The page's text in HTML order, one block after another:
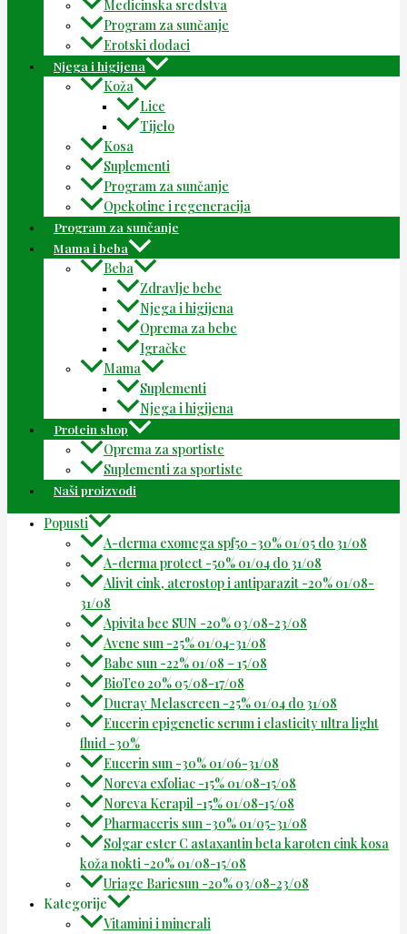
Medicinska sredstva
Program za sunčanje
Erotski dodaci
Njega i higijena
Koža
Lice
Tijelo
Kosa
Suplementi
Program za sunčanje
Opekotine i regeneracija
Program za sunčanje
Mama i beba
Beba
Zdravlje bebe
Njega i higijena
Oprema za bebe
Igračke
Mama
Suplementi
Njega i higijena
Protein shop
Oprema za sportiste
Suplementi za sportiste
Naši proizvodi
Popusti
A-derma exomega spf50 -30% 01/05 do 31/08
A-derma protect -50% 01/04 do 31/08
Alivit cink, aterostop i antiparazit -20% 01/08-
31/08
Apivita bee SUN -20% 03/08-23/08
Avene sun -25% 01/04-31/08
Babe sun -22% 01/08 – 15/08
BioTeo 20% 05/08-17/08
Ducray Melascreen -25% 01/04 do 31/08
Eucerin epigenetic serum i elasticity ultra light
fluid -30%
Eucerin sun -30% 01/06-31/08
Noreva exfoliac -15% 01/08-15/08
Noreva Kerapil -15% 01/08-15/08
Pharmaceris sun -30% 01/05-31/08
Solgar ester C astaxantin beta karoten cink kosa
koža nokti -20% 01/08-15/08
Uriage Bariesun -20% 03/08-23/08
Kategorije
Vitamini i minerali